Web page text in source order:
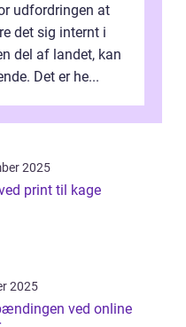
udfordringen at
det sig internt i
del af landet, kan
Det er he...
2025
print til kage
2025
ved online